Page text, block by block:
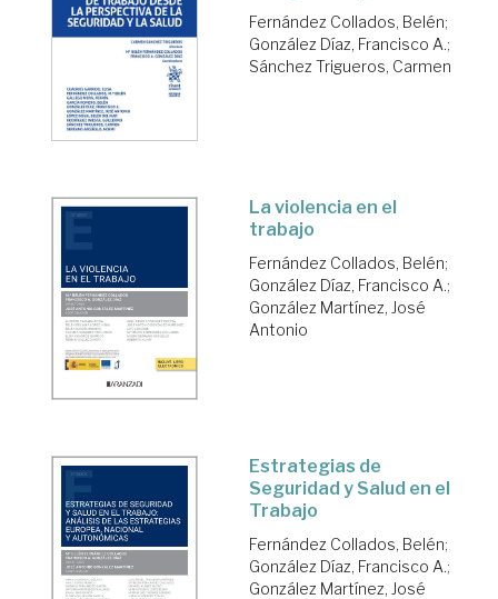
Fernández Collados, Belén;
González Díaz, Francisco A.;
Sánchez Trigueros, Carmen
La violencia en el
trabajo
Fernández Collados, Belén;
González Díaz, Francisco A.;
González Martínez, José
Antonio
Estrategias de
Seguridad y Salud en el
Trabajo
Fernández Collados, Belén;
González Díaz, Francisco A.;
González Martínez, José